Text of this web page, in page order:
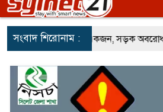
সংবাদ শিরোনাম :
সড়ক অবরোধ জুলাই মাসে